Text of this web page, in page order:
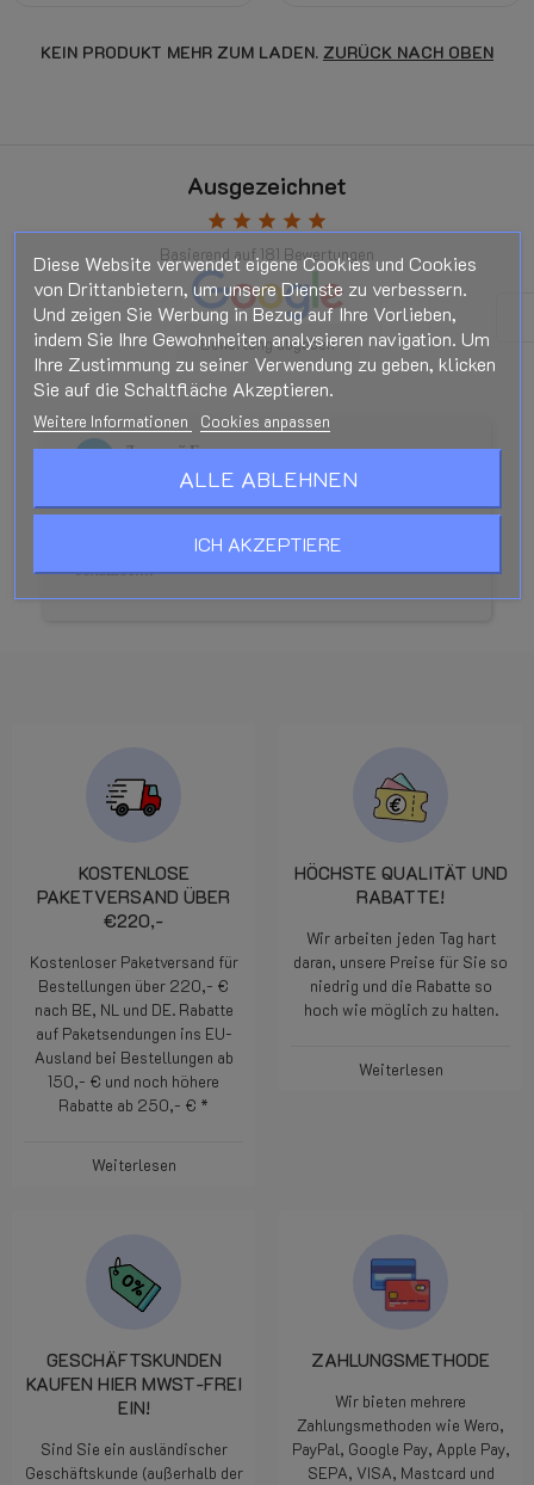
KEIN PRODUKT MEHR ZUM LADEN. ZURÜCK NACH OBEN
Ausgezeichnet
star star star star star
Basierend auf181 Bewertungen
Bewertung abgeben
Дмитрий Егоров
star
Моментальная отправка. Редуктор ТОП. Спасибо
большое!!!!
KOSTENLOSE
PAKETVERSAND ÜBER
€220,-
Kostenloser Paketversand für
Bestellungen über 220,- €
nach BE, NL und DE. Rabatte
auf Paketsendungen ins EU-
Ausland bei Bestellungen ab
150,- € und noch höhere
Rabatte ab 250,- € *
Weiterlesen
HÖCHSTE QUALITÄT UND
RABATTE!
Wir arbeiten jeden Tag hart
daran, unsere Preise für Sie so
niedrig und die Rabatte so
hoch wie möglich zu halten.
Weiterlesen
GESCHÄFTSKUNDEN
KAUFEN HIER MWST-FREI
EIN!
Sind Sie ein ausländischer
Geschäftskunde (außerhalb der
ZAHLUNGSMETHODE
Wir bieten mehrere
Zahlungsmethoden wie Wero,
PayPal, Google Pay, Apple Pay,
SEPA, VISA, Mastcard und
Diese Website verwendet eigene Cookies und Cookies
von Drittanbietern, um unsere Dienste zu verbessern.
Und zeigen Sie Werbung in Bezug auf Ihre Vorlieben,
indem Sie Ihre Gewohnheiten analysieren navigation. Um
Ihre Zustimmung zu seiner Verwendung zu geben, klicken
Sie auf die Schaltfläche Akzeptieren.
Weitere Informationen Cookies anpassen
ALLE ABLEHNEN
ICH AKZEPTIERE